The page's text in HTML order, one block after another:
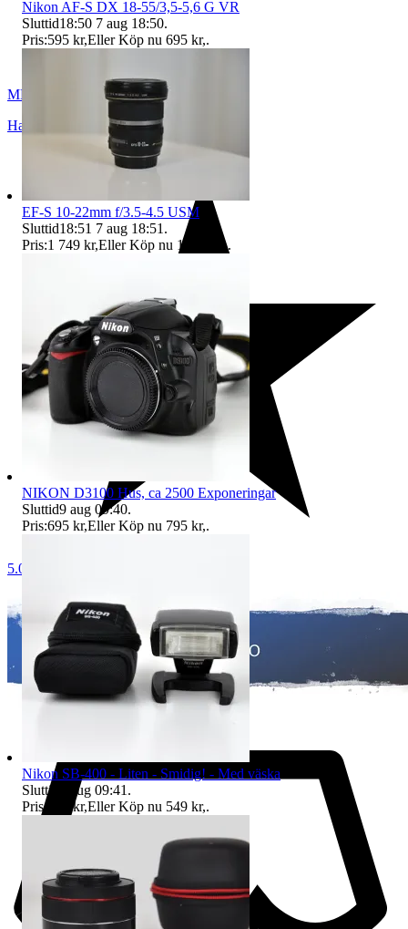
MBO2018
Hallsberg
Sverige
5.0
Nikon AF-S DX 18-55/3,5-5,6 G VR
Sluttid18:50 7 aug 18:50.
Pris:595 kr,Eller Köp nu 695 kr,.
EF-S 10-22mm f/3.5-4.5 USM
Sluttid18:51 7 aug 18:51 .
Pris:1 749 kr,Eller Köp nu 1 995 kr ,.
NIKON D3100 Hus, ca 2500 Exponeringar
Sluttid9 aug 09:40.
Pris:695 kr,Eller Köp nu 795 kr,.
Nikon SB-400 - Liten - Smidig! - Med väska
Sluttid
9 aug 09:41 .
Pris:
449 kr,Eller Köp nu 549 kr,.